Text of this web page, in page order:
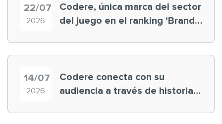
22/07
2026
Codere, única marca del sector
del juego en el ranking ‘Brand
14/07
2026
Codere conecta con su
audiencia a través de historias